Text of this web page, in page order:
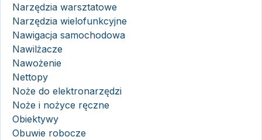
Narzędzia warsztatowe
Narzędzia wielofunkcyjne
Nawigacja samochodowa
Nawilżacze
Nawożenie
Nettopy
Noże do elektronarzędzi
Noże i nożyce ręczne
Obiektywy
Obuwie robocze